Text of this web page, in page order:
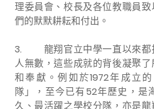
理委員會、校長及各位教職員
們的默默耕耘和付出。
3. 龍翔官立中學一直以來都
人無數，這些成就的背後凝聚
和奉獻。例如於1972年成立
隊」，至今已有52年歷史，是
久、最活躍之學校分隊，亦是